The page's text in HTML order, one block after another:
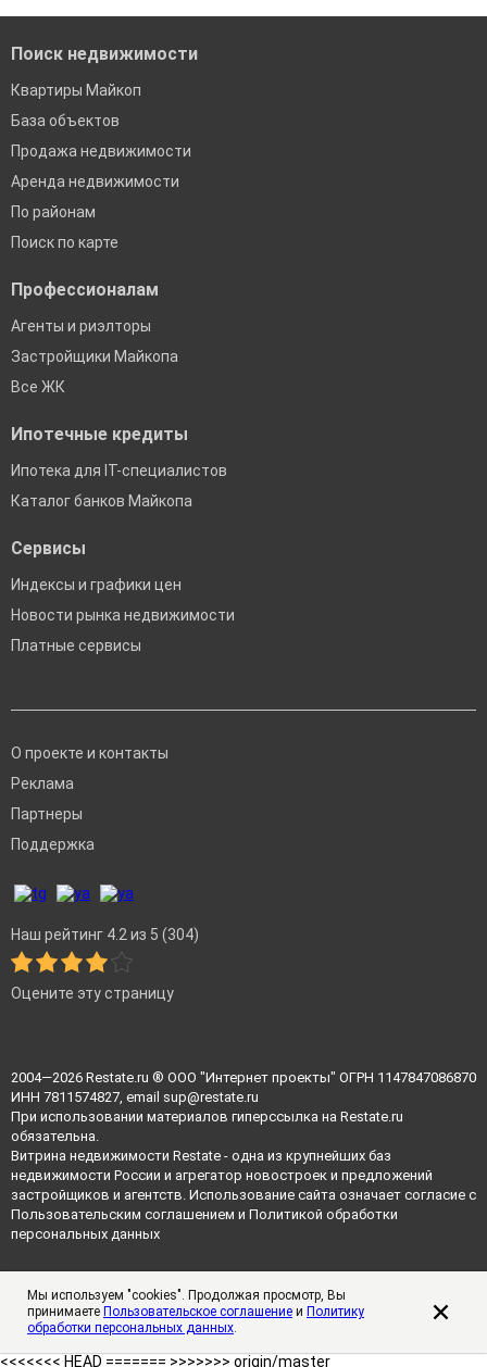
Поиск недвижимости
Квартиры Майкоп
База объектов
Продажа недвижимости
Аренда недвижимости
По районам
Поиск по карте
Профессионалам
Агенты и риэлторы
Застройщики Майкопа
Все ЖК
Ипотечные кредиты
Ипотека для IT-специалистов
Каталог банков Майкопа
Сервисы
Индексы и графики цен
Новости рынка недвижимости
Платные сервисы
О проекте и контакты
Реклама
Партнеры
Поддержка
Наш рейтинг 4.2 из 5 (304)
Оцените эту страницу
2004—2026 Restate.ru ® ООО "Интернет проекты" ОГРН 1147847086870
ИНН 7811574827, email sup@restate.ru
При использовании материалов гиперссылка на Restate.ru
обязательна.
Витрина недвижимости Restate - одна из крупнейших баз
недвижимости России и агрегатор новостроек и предложений
застройщиков и агентств. Использование сайта означает согласие с
Пользовательским соглашением и Политикой обработки
персональных данных
Мы используем "cookies". Продолжая просмотр, Вы
принимаете Пользовательское соглашение и Политику
обработки персональных данных.
<<<<<<< HEAD ======= >>>>>>> origin/master